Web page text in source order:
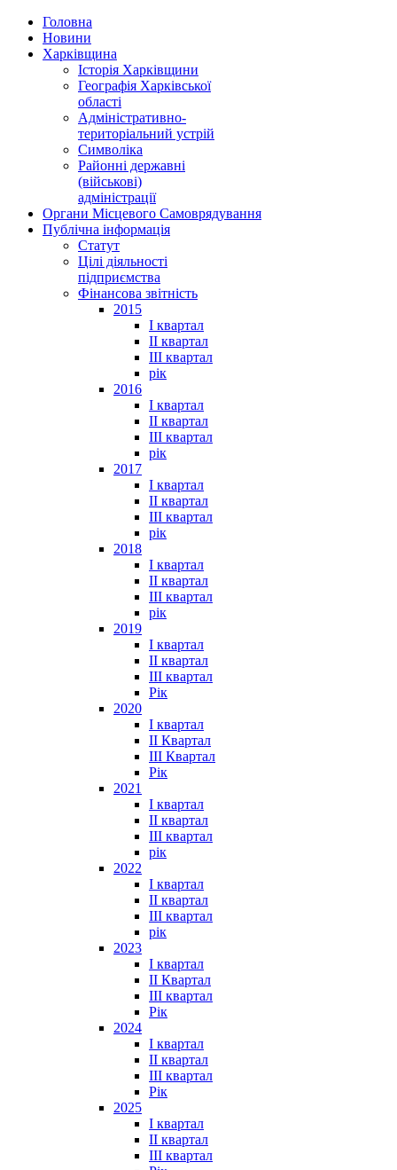
Головна
Новини
Харківщина
Історія Харківщини
Географія Харківської
області
Адміністративно-
територіальний устрій
Символіка
Районні державні
(військові)
адміністрації
Органи Місцевого Самоврядування
Публічна інформація
Статут
Цілі діяльності
підприємства
Фінансова звітність
2015
I квартал
II квартал
III квартал
рік
2016
I квартал
II квартал
III квартал
рік
2017
I квартал
II квартал
III квартал
рік
2018
I квартал
II квартал
III квартал
рік
2019
I квартал
II квартал
III квартал
Рік
2020
I квартал
II Квартал
III Квартал
Рік
2021
I квартал
II квартал
III квартал
рік
2022
I квартал
II квартал
ІІІ квартал
рік
2023
І квартал
ІІ Квартал
III квартал
Рік
2024
I квартал
II квартал
III квартал
Рік
2025
I квартал
II квартал
III квартал